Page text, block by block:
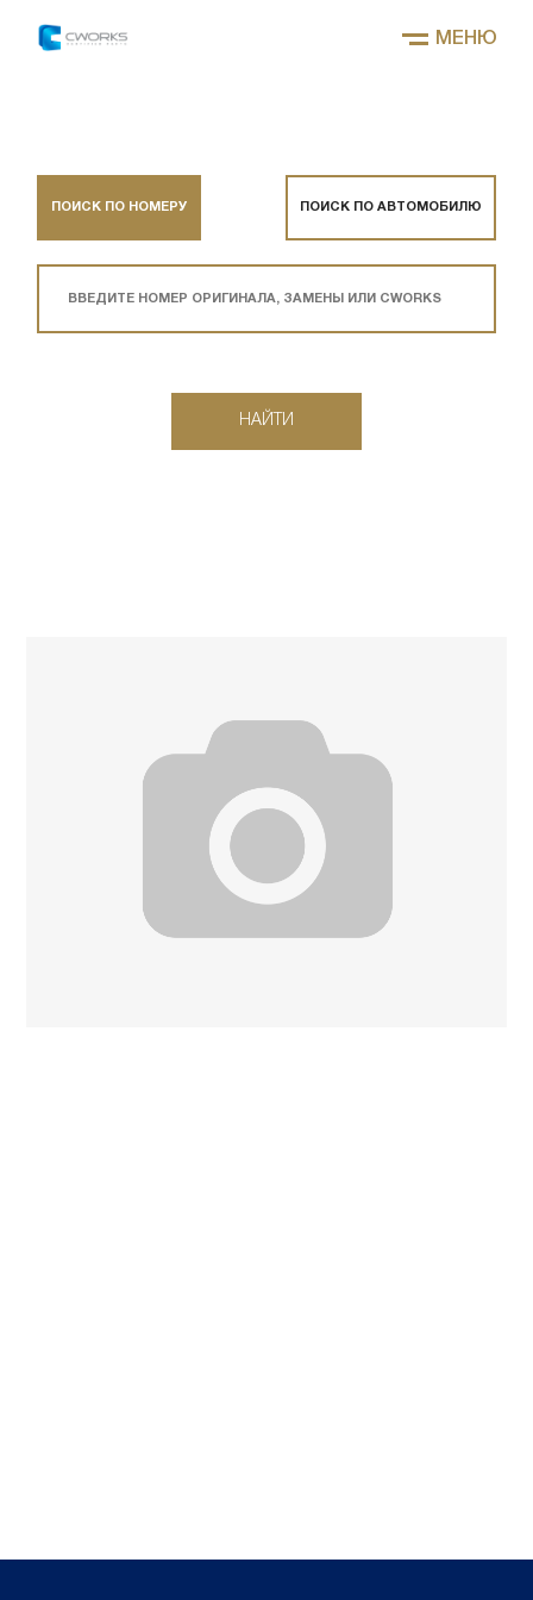
МЕНЮ
ПОИСК ПО НОМЕРУ ПОИСК ПО АВТОМОБИЛЮ